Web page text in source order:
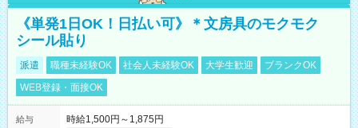
《単発1日OK！日払い可》＊文房具のモクモク
シール貼り
派遣 職種未経験OK 社会人未経験OK 大学生歓迎
ブランクOK
WEB登録・面接OK
給与
時給1,500円～1,875円